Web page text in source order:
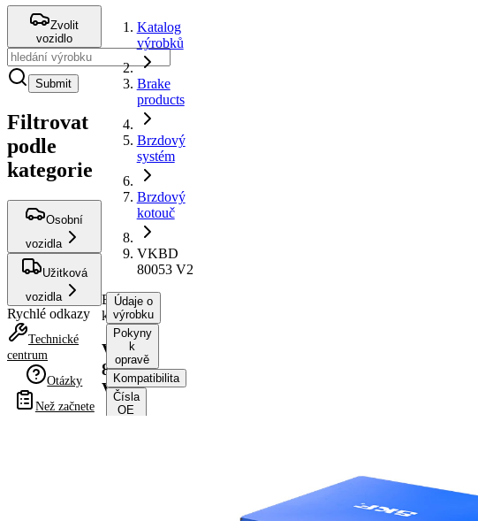
Zvolit
vozidlo
Submit
Filtrovat
podle
kategorie
Osobní
vozidla
Užitková
vozidla
Rychlé odkazy
Technické
centrum
Otázky
Než začnete
Katalog
výrobků
Brake
products
Brzdový
systém
Brzdový
kotouč
VKBD
80053 V2
Brzdový
kotouč
VKBD
80053
V2
Údaje o
výrobku
Pokyny
k
opravě
Kompatibilita
Čísla
OE